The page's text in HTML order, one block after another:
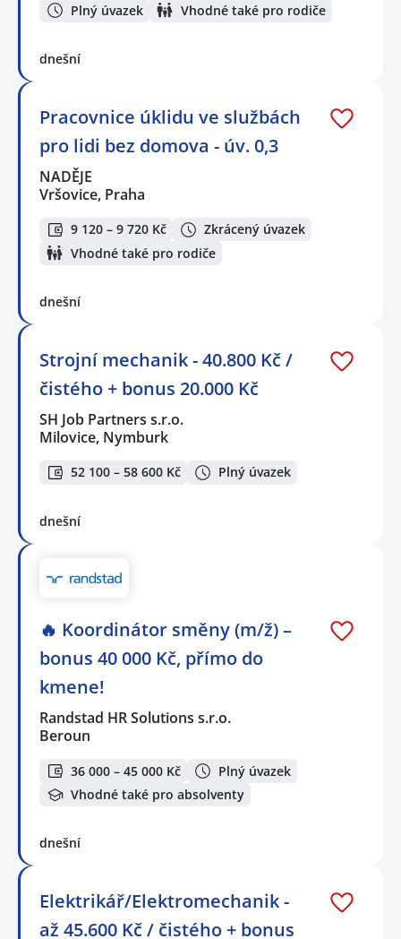
Plný úvazek Vhodné také pro rodiče
dnešní
Pracovnice úklidu ve službách
pro lidi bez domova - úv. 0,3
NADĚJE
Vršovice, Praha
9 120 – 9 720 Kč
Zkrácený úvazek
Vhodné také pro rodiče
dnešní
Strojní mechanik - 40.800 Kč /
čistého + bonus 20.000 Kč
SH Job Partners s.r.o.
Milovice, Nymburk
52 100 – 58 600 Kč Plný úvazek
dnešní
🔥 Koordinátor směny (m/ž) –
bonus 40 000 Kč, přímo do
kmene!
Randstad HR Solutions s.r.o.
Beroun
36 000 – 45 000 Kč
Plný úvazek
Vhodné také pro absolventy
dnešní
Elektrikář/Elektromechanik -
až 45.600 Kč / čistého + bonus